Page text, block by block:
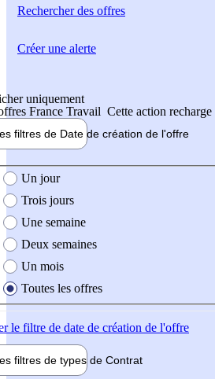
Rechercherdes offres
uniquement
France Travail Cette action
filtres de Date de création de l'offre
création de l'offre
Un jour
Trois jours
Une semaine
Deux semaines
Un mois
Toutes les offres
le filtre de date de création de l'offre
filtres de types de Contrat
Créer une alerte